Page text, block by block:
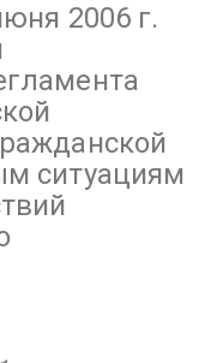
делам гражданской
государ /
2006 г.
ситуациям